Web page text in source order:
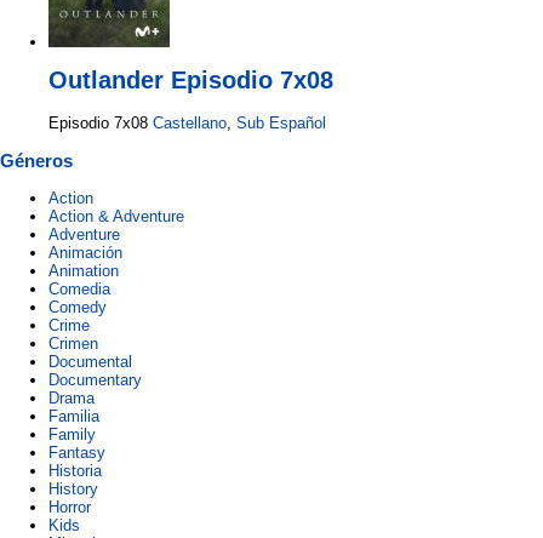
Outlander Episodio 7x08
Episodio 7x08 Castellano Sub Español
Géneros
Action
Action & Adventure
Adventure
Animación
Animation
Comedia
Comedy
Crime
Crimen
Documental
Documentary
Drama
Familia
Family
Fantasy
Historia
History
Horror
Kids